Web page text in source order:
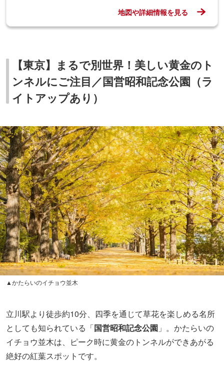
地図や詳細情報を見る
【東京】まるで別世界！美しい黄金のト
ンネルにご注目／国営昭和記念公園（ラ
イトアップあり）
▲かたらいのイチョウ並木
立川駅より徒歩約10分、四季を通じて草花を楽しめる名所
としても知られている「国営昭和記念公園 」。かたらいの
イチョウ並木は、ピーク時に黄金のトンネルができあがる
絶好の紅葉スポットです。